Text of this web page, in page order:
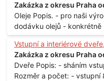
Zakázka z okresu Praha
Oleje Popis. - pro naši výrobu čističů poptáváme
dodávku olejů - konkrétně
mastných kyselin s
technické využití - hustota
Balení: - po 190 kg v sudu Množství: - cca 500 kg - roční
spotřeba Lokalita: - Praha
Vstupní a interiérové
Zakázka z okresu Praha
Dveře Popis: - sháním vstupní a interiérové dveře pro byt
Rozměr a počet: - vstupní